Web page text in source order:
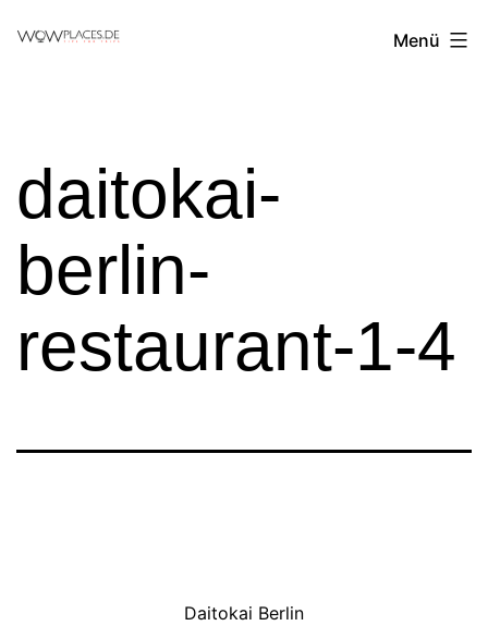
Reiseblog
Menü
daitokai-
berlin-
restaurant-1-4
Daitokai Berlin